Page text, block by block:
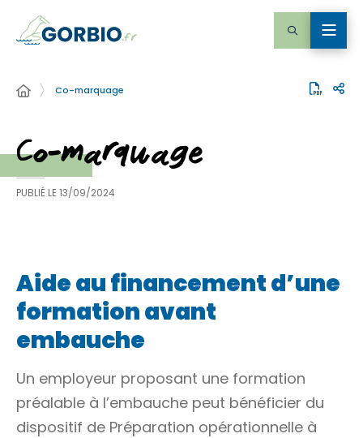
Co-marquage
Co-marquage
PUBLIÉ LE13/09/2024
Aide au financement d’une
formation avant
embauche
Un employeur proposant une formation
préalable à l’embauche peut bénéficier du
dispositif de Préparation opérationnelle à